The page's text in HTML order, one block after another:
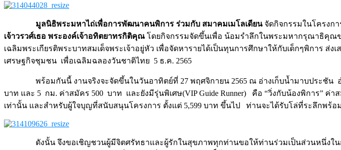
มูลนิธิพระมหาไถ่เพื่อการพัฒนาคนพิการ ร่วมกับ สมาคมเมโลเดียนจัดกิจกรรมในโครงกา
เจ้าวรวศ์เธอ พระองค์เจ้าอทิตยาทรกิติคุณ โดยกิจกรรมจัดขึ้นเพื่อ น้อมรำลึกในพระมหากรุณาธิคุณ
เฉลิมพระเกียรติพระบาทสมเด็จพระเจ้าอยู่หัว เพื่อจัดหารายได้เป็นทุนการศึกษาให้กับเด็กๆพิการ
เศรษฐกิจชุมชน เพื่อเฉลิมฉลองวันชาติไทย 5 ธ.ค. 2565
พร้อมกันนี้ งานจริงจะจัดขึ้นในวันอาทิตย์ที่ 27 พฤศจิกายน 2565 ณ อ่างเก็บน้ำมาบประชัน
บาท และ 5 กม. ค่าสมัคร 500 บาท และยังมีรุ่นพิเศษ(VIP Guide Runner) คือ “วิ่งกับน้องพิการ” ค่
เท่านั้น และสำหรับผู้ใจบุญที่สนับสนุนโครงการ ตั้งแต่ 5,599 บาท ขึ้นไป ท่านจะได้รับโล่ที่ระลึกพร้อ
ดังนั้น จึงขอเชิญชวนผู้มีจิตศรัทธาและผู้รักในสุขภาพทุกท่านขอให้ท่านร่วมเป็นส่วนหนึ่ง